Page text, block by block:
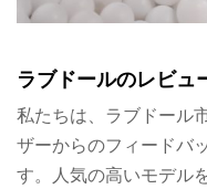
ラブドールのレビュ
私たちは、ラブドール
ザーからのフィードバ
す。人気の高いモデル